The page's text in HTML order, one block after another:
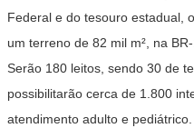
Federal e do tesouro estadual,
um terreno de 82 mil m², na
Serão 180 leitos, sendo 30 de
possibilitarão cerca de 1.800
atendimento adulto e pediátrico.